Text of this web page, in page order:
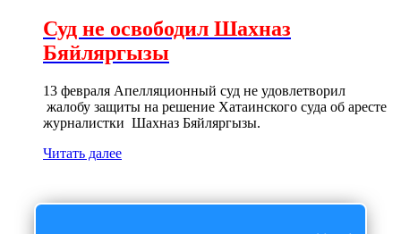
Суд не освободил Шахназ
Бяйляргызы
13 февраля Апелляционный суд не удовлетворил
жалобу защиты на решение Хатаинского суда об аресте
журналистки Шахназ Бяйляргызы.
Читать далее